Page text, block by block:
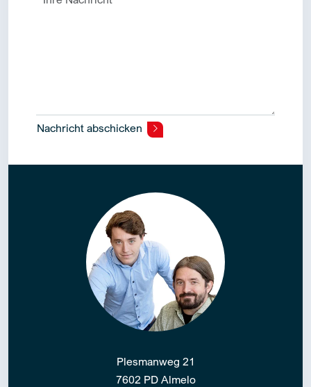
Nachricht abschicken
Plesmanweg 21
7602 PD Almelo